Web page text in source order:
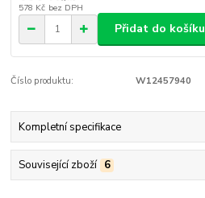
578 Kč bez DPH
Přidat do košíku
Číslo produktu: W12457940
Kompletní specifikace
Související zboží 6